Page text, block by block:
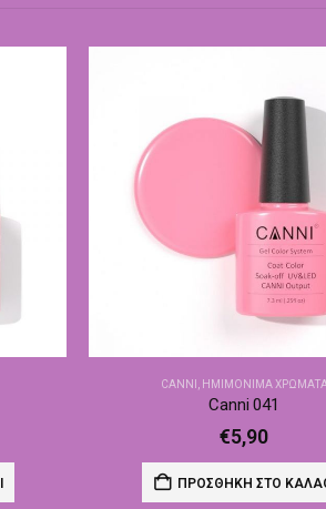
CANNI , ΗΜΙΜΌΝΙΜΑ
Canni 041
€5,90
ΠΡΟΣΘΉΚΗ ΣΤΟ